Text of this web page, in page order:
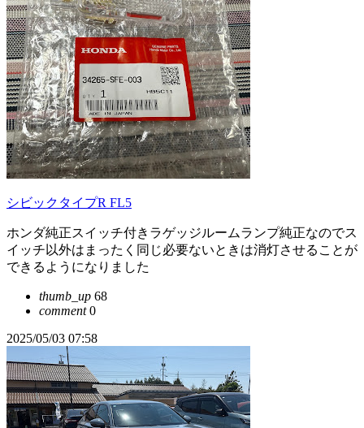
シビックタイプR FL5
ホンダ純正スイッチ付きラゲッジルームランプ純正なのでス
イッチ以外はまったく同じ必要ないときは消灯させることが
できるようになりました
thumb_up 68
comment0
2025/05/03 07:58